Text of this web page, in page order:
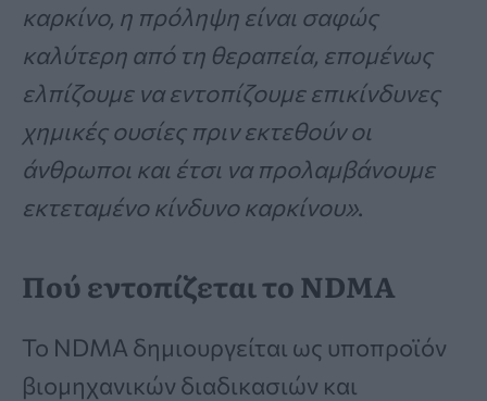
καρκίνο, η πρόληψη είναι σαφώς
καλύτερη από τη θεραπεία, επομένως
ελπίζουμε να εντοπίζουμε επικίνδυνες
χημικές ουσίες πριν εκτεθούν οι
άνθρωποι και έτσι να προλαμβάνουμε
εκτεταμένο κίνδυνο καρκίνου».
Πού εντοπίζεται το NDMA
Το NDMA δημιουργείται ως υποπροϊόν
βιομηχανικών διαδικασιών και